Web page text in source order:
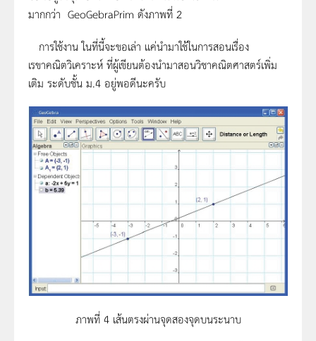
มากกว่า GeoGebraPrim ดังภาพที่ 2
การใช้งาน ในที่นี้จะขอเล่า แค่นำมาใช้ในการสอนเรื่อง
เรขาคณิตวิเคราะห์ ที่ผู้เขียนต้องนำมาสอนวิชาคณิตศาสตร์เพิ่ม
เติม ระดับชั้น ม.4 อยู่พอดีนะครับ
ภาพที่ 4 เส้นตรงผ่านจุดสองจุดบนระนาบ